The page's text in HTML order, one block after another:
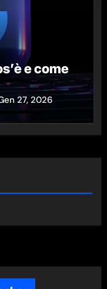
e come
27, 2026